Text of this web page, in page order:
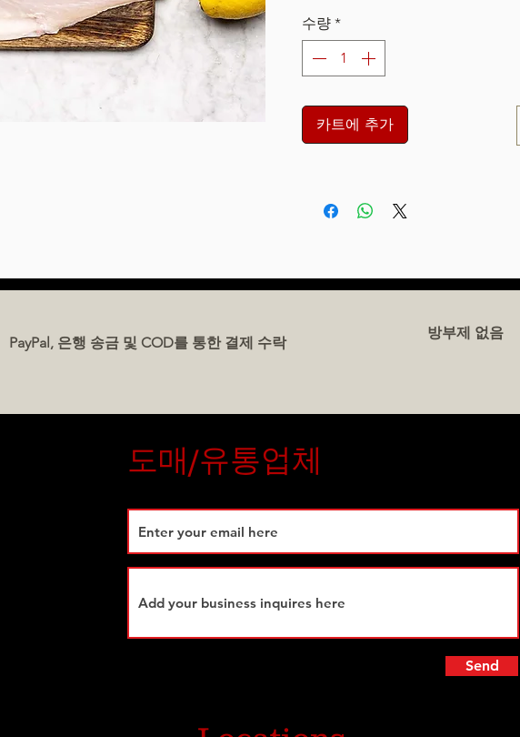
this high-quality fillet is
carefully sourced and
freshness and natural taste.
Origin: Sustainably
suppliers.
sweetness.
pan-searing, or steaming.
and essential nutrients.
Elevate your meals with this
luxurious seafood choice.
수량 *
카트에 추가
PayPal, 은행 송금 및 COD를 통한 결제 수락
방부제 없음
도매/유통업체
Send